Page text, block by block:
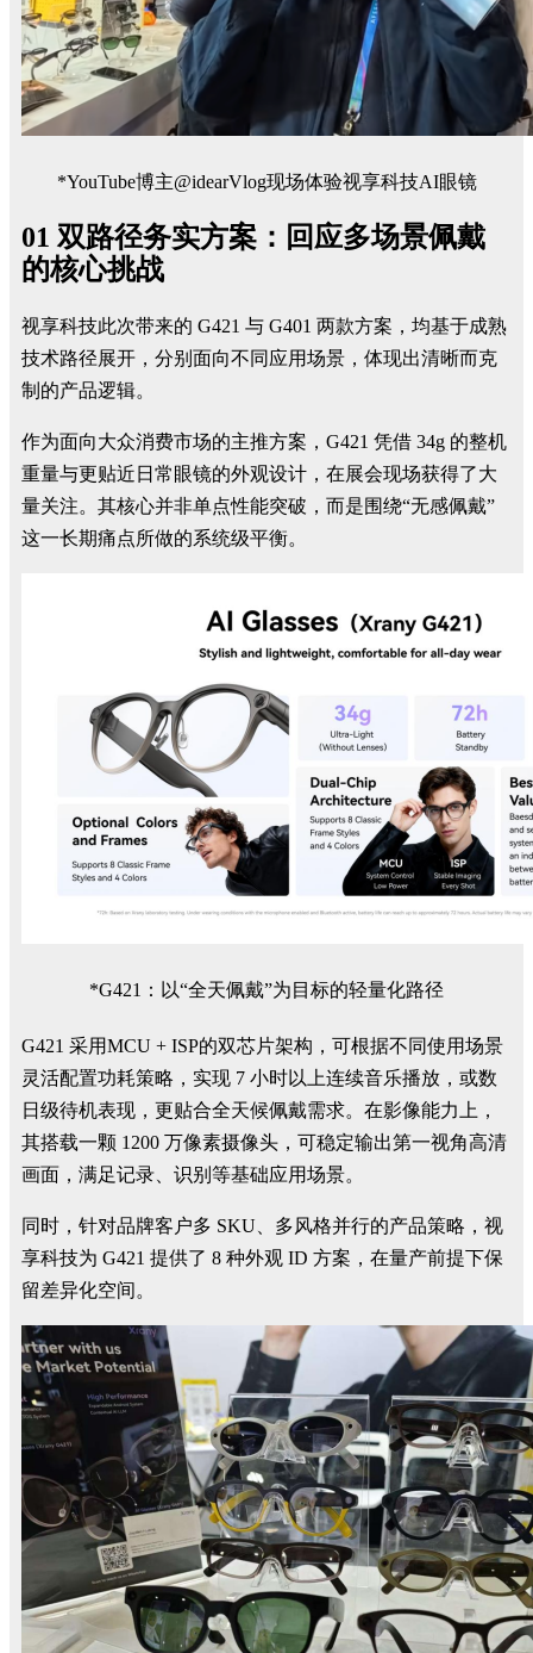
*YouTube博主@idearVlog现场体验视享科技AI眼镜
01 双路径务实方案：回应多场景佩戴
的核心挑战
视享科技此次带来的 G421 与 G401 两款方案，均基于成熟
技术路径展开，分别面向不同应用场景，体现出清晰而克
制的产品逻辑。
作为面向大众消费市场的主推方案，G421 凭借 34g 的整机
重量与更贴近日常眼镜的外观设计，在展会现场获得了大
量关注。其核心并非单点性能突破，而是围绕“无感佩戴”
这一长期痛点所做的系统级平衡。
*G421：以“全天佩戴”为目标的轻量化路径
G421 采用MCU + ISP的双芯片架构，可根据不同使用场景
灵活配置功耗策略，实现 7 小时以上连续音乐播放，或数
日级待机表现，更贴合全天候佩戴需求。在影像能力上，
其搭载一颗 1200 万像素摄像头，可稳定输出第一视角高清
画面，满足记录、识别等基础应用场景。
同时，针对品牌客户多 SKU、多风格并行的产品策略，视
享科技为 G421 提供了 8 种外观 ID 方案，在量产前提下保
留差异化空间。